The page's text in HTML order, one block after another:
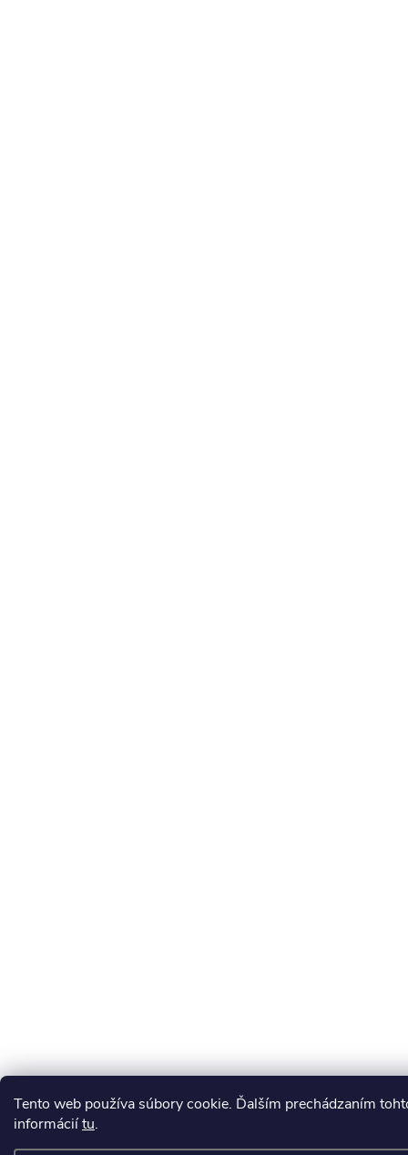
Tento web používa súbory cookie. Ďalším prechádzaním
informáciítu.